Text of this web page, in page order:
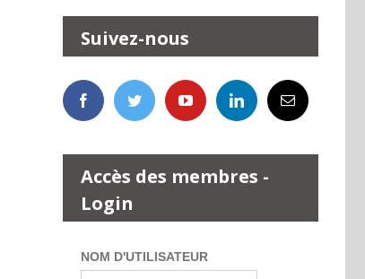
Suivez-nous
Accès des membres -
Login
NOM D'UTILISATEUR